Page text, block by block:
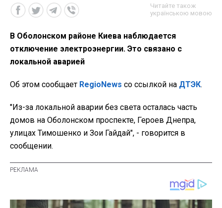
Читайте також
українською мовою
В Оболонском районе Киева наблюдается
отключение электроэнергии. Это связано с
локальной аварией
Об этом сообщает RegioNews со ссылкой на ДТЭК.
"Из-за локальной аварии без света осталась часть
домов на Оболонском проспекте, Героев Днепра,
улицах Тимошенко и Зои Гайдай", - говорится в
сообщении.